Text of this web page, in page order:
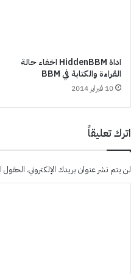
اداة HiddenBBM اخفاء حالة
القراءة والكتابة في BBM
10 فبراير 2014
اترك تعليقاً
لن يتم نشر عنوان بريدك الإلكتروني. الحقول